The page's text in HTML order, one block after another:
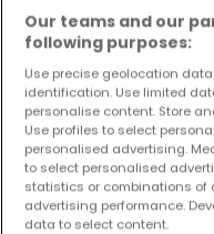
Kaufen
Bitte ändern Sie
Our teams and our
following purposes:
Use precise geolocation
identification. Use limited
personalise content. Store
Use profiles to select
personalised advertising.
to select personalised
statistics or combinations of
advertising performance.
data to select content.